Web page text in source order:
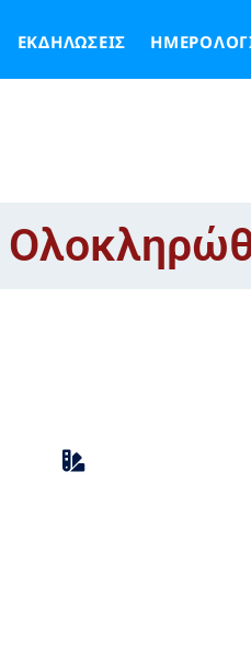
ΕΚΔΗΛΏΣΕΙΣ